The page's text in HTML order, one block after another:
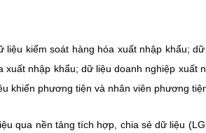
kiểm soát hàng hóa xuất nhập khẩu;
nhập khẩu; dữ liệu doanh nghiệp xuất
khiển phương tiện và nhân viên phương
qua nền tảng tích hợp, chia sẻ dữ liệu